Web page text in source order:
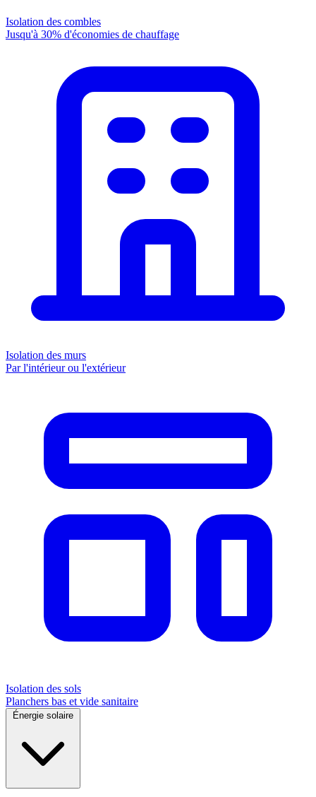
Isolation des combles
Jusqu'à 30% d'économies de chauffage
Isolation des murs
Par l'intérieur ou l'extérieur
Isolation des sols
Planchers bas et vide sanitaire